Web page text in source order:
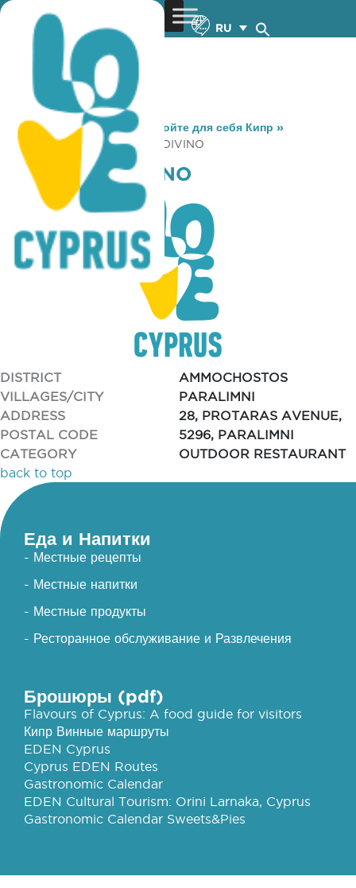
RU
You are here: Home »Откройте для себя Кипр »
Gastronomy
» IL BOCCON DIVINO
IL BOCCON DIVINO
DISTRICT
AMMOCHOSTOS
VILLAGES/CITY
PARALIMNI
ADDRESS
28, PROTARAS AVENUE,
POSTAL CODE
5296, PARALIMNI
CATEGORY
OUTDOOR RESTAURANT
back to top
Еда и Напитки
- Местные рецепты
- Местные напитки
- Местные продукты
- Ресторанное обслуживание и Развлечения
Брошюры (pdf)
Flavours of Cyprus: A food guide for visitors
Кипр Винные маршруты
EDEN Cyprus
Cyprus EDEN Routes
Gastronomic Calendar
EDEN Cultural Tourism: Orini Larnaka, Cyprus
Gastronomic Calendar Sweets&Pies